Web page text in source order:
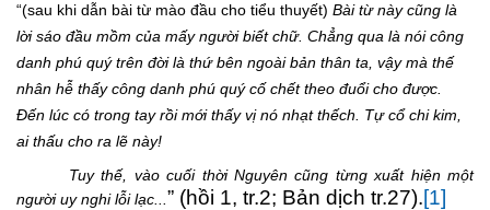
“(sau khi dẫn bài từ mào đầu cho tiểu thuyết) Bài từ này cũng là
lời sáo đầu mồm của mấy người biết chữ. Chẳng qua là nói công
danh phú quý trên đời là thứ bên ngoài bản thân ta, vậy mà thế
nhân hễ thấy công danh phú quý cố chết theo đuổi cho được.
Đến lúc có trong tay rồi mới thấy vị nó nhạt thếch. Tự cổ chi kim,
ai thấu cho ra lẽ này!
Tuy thế, vào cuối thời Nguyên cũng từng xuất hiện một
người uy nghi lỗi lạc... ” (hồi 1, tr.2; Bản dịch tr.27).[1]